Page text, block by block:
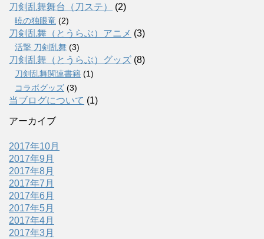
刀剣乱舞舞台（刀ステ） (2)
暁の独眼竜 (2)
刀剣乱舞（とうらぶ）アニメ (3)
活撃 刀剣乱舞 (3)
刀剣乱舞（とうらぶ）グッズ (8)
刀剣乱舞関連書籍 (1)
コラボグッズ (3)
当ブログについて (1)
アーカイブ
2017年10月
2017年9月
2017年8月
2017年7月
2017年6月
2017年5月
2017年4月
2017年3月